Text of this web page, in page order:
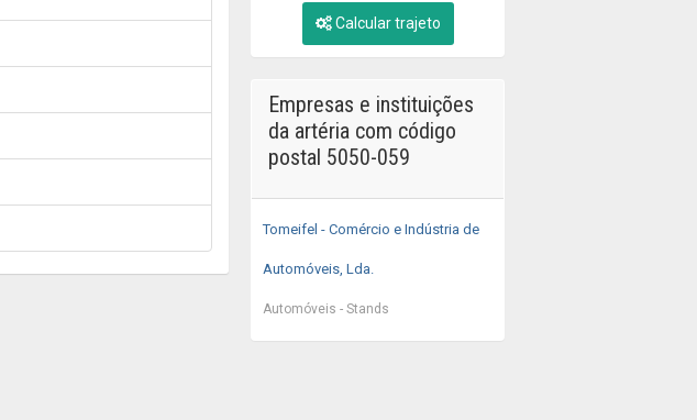
Calcular trajeto
Empresas e instituições
da artéria com código
postal 5050-059
Tomeifel - Comércio e Indústria de
Automóveis, Lda.
Automóveis - Stands